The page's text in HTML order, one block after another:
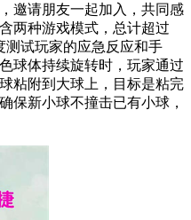
邀请朋友一起加入，共同感
两种游戏模式，总计超过
测试玩家的应急反应和手
球体持续旋转时，玩家通过
粘附到大球上，目标是粘完
保新小球不撞击已有小球，